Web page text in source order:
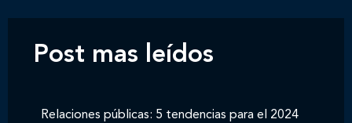
Contáctanos
Post mas leídos
Relaciones públicas: 5 tendencias para el 2024